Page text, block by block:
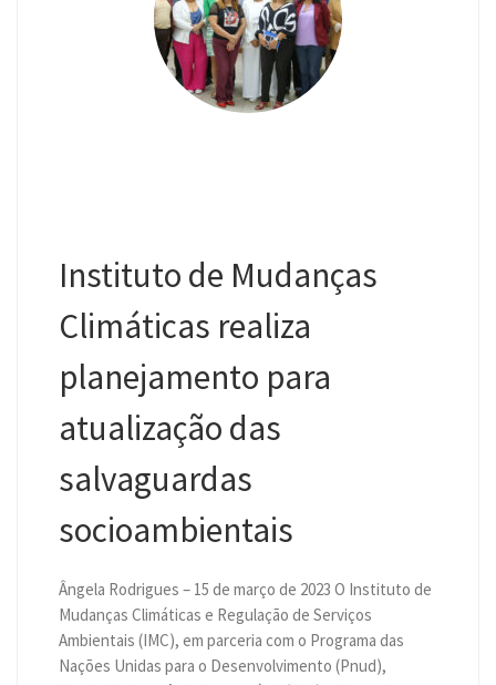
Instituto de Mudanças
Climáticas realiza
planejamento para
atualização das
salvaguardas
socioambientais
Ângela Rodrigues – 15 de março de 2023 O Instituto de
Mudanças Climáticas e Regulação de Serviços
Ambientais (IMC), em parceria com o Programa das
Nações Unidas para o Desenvolvimento (Pnud),